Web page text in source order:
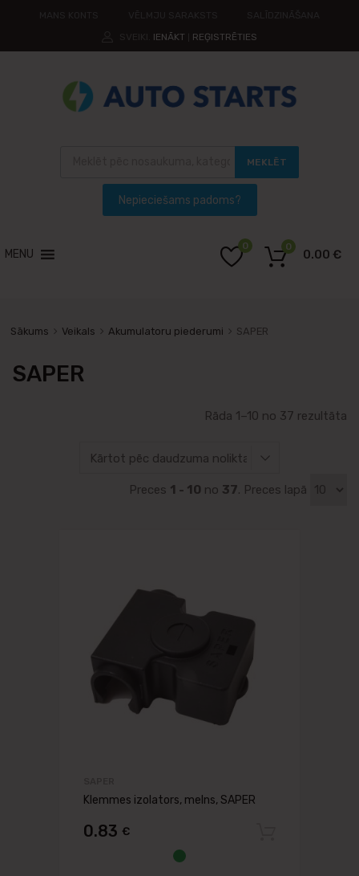
IENĀKT REĢISTRĒTIES
MEKLĒT
MENU
0
0.00 €
0
Sākums Veikals Akumulatoru piederumi SAPER
SAPER
Rāda 1–10 no 37 rezultāta
Preces 1 - 10 no 37. Preces lapā
Klemmes izolators, melns, SAPER
0.83 €